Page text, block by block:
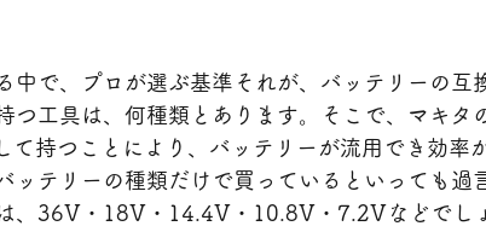
中で、プロが選ぶ基準それが、バッテリーの互
つ工具は、何種類とあります。そこで、マキタ
て持つことにより、バッテリーが流用でき効率
ッテリーの種類だけで買っているといっても過
、36V・18V・14.4V・10.8V・7.2Vなどでし